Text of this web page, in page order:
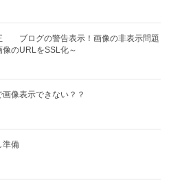
ブログの警告表示！画像の非表示問題
のURLをSSL化～
像表示できない？？
準備